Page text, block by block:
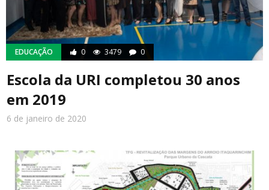
EDUCAÇÃO 0 3479 0
Escola da URI completou 30 anos
em 2019
6 de janeiro de 2020